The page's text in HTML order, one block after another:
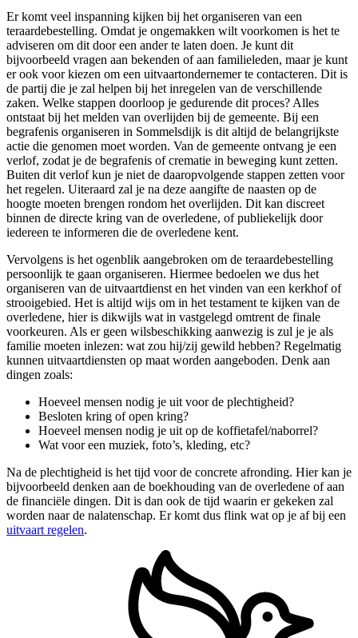
Er komt veel inspanning kijken bij het organiseren van een
teraardebestelling. Omdat je ongemakken wilt voorkomen is het te
adviseren om dit door een ander te laten doen. Je kunt dit
bijvoorbeeld vragen aan bekenden of aan familieleden, maar je kunt
er ook voor kiezen om een uitvaartondernemer te contacteren. Dit is
de partij die je zal helpen bij het inregelen van de verschillende
zaken. Welke stappen doorloop je gedurende dit proces? Alles
ontstaat bij het melden van overlijden bij de gemeente. Bij een
begrafenis organiseren in Sommelsdijk is dit altijd de belangrijkste
actie die genomen moet worden. Van de gemeente ontvang je een
verlof, zodat je de begrafenis of crematie in beweging kunt zetten.
Buiten dit verlof kun je niet de daaropvolgende stappen zetten voor
het regelen. Uiteraard zal je na deze aangifte de naasten op de
hoogte moeten brengen rondom het overlijden. Dit kan discreet
binnen de directe kring van de overledene, of publiekelijk door
iedereen te informeren die de overledene kent.
Vervolgens is het ogenblik aangebroken om de teraardebestelling
persoonlijk te gaan organiseren. Hiermee bedoelen we dus het
organiseren van de uitvaartdienst en het vinden van een kerkhof of
strooigebied. Het is altijd wijs om in het testament te kijken van de
overledene, hier is dikwijls wat in vastgelegd omtrent de finale
voorkeuren. Als er geen wilsbeschikking aanwezig is zul je je als
familie moeten inlezen: wat zou hij/zij gewild hebben? Regelmatig
kunnen uitvaartdiensten op maat worden aangeboden. Denk aan
dingen zoals:
Hoeveel mensen nodig je uit voor de plechtigheid?
Besloten kring of open kring?
Hoeveel mensen nodig je uit op de koffietafel/naborrel?
Wat voor een muziek, foto’s, kleding, etc?
Na de plechtigheid is het tijd voor de concrete afronding. Hier kan je
bijvoorbeeld denken aan de boekhouding van de overledene of aan
de financiële dingen. Dit is dan ook de tijd waarin er gekeken zal
worden naar de nalatenschap. Er komt dus flink wat op je af bij een
uitvaart regelen.